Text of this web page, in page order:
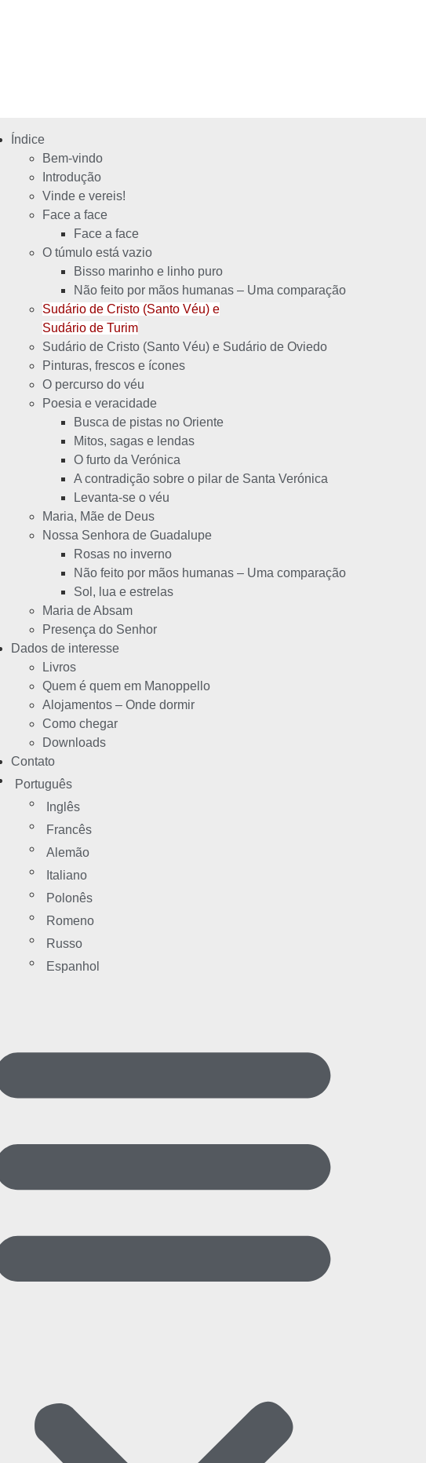
Índice
Bem-vindo
Introdução
Vinde e vereis!
Face a face
Face a face
O túmulo está vazio
Bisso marinho e linho puro
Não feito por mãos humanas – Uma comparação
Sudário de Cristo (Santo Véu) e
Sudário de Turim
Sudário de Cristo (Santo Véu) e Sudário de Oviedo
Pinturas, frescos e ícones
O percurso do véu
Poesia e veracidade
Busca de pistas no Oriente
Mitos, sagas e lendas
O furto da Verónica
A contradição sobre o pilar de Santa Verónica
Levanta-se o véu
Maria, Mãe de Deus
Nossa Senhora de Guadalupe
Rosas no inverno
Não feito por mãos humanas – Uma comparação
Sol, lua e estrelas
Maria de Absam
Presença do Senhor
Dados de interesse
Livros
Quem é quem em Manoppello
Alojamentos – Onde dormir
Como chegar
Downloads
Contato
Português
Inglês
Francês
Alemão
Italiano
Polonês
Romeno
Russo
Espanhol